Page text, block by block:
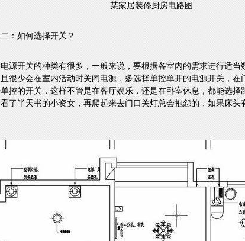
某家居装修厨房电路图
：如何选择开关？
源开关的种类有很多，一般来说，要根据各室内的需求进行适
很少会在室内活动时关闭电源，多选择单控单开的电源开关，
控的开关，这样不管是在客厅娱乐，还是在卧室休息，都能选
了半天书的小资女，再爬起来去门口关灯总会抱怨的，如果床